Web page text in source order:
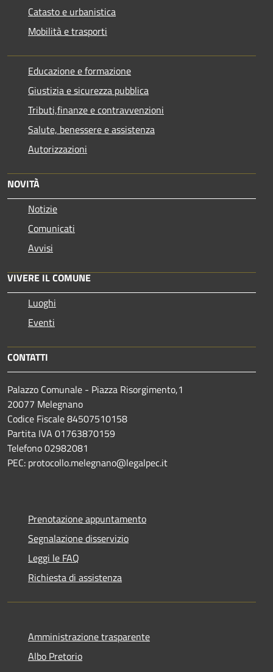
Catasto e urbanistica
Mobilità e trasporti
Educazione e formazione
Giustizia e sicurezza pubblica
Tributi,finanze e contravvenzioni
Salute, benessere e assistenza
Autorizzazioni
NOVITÀ
Notizie
Comunicati
Avvisi
VIVERE IL COMUNE
Luoghi
Eventi
CONTATTI
Palazzo Comunale - Piazza Risorgimento,1
20077 Melegnano
Codice Fiscale 84507510158
Partita IVA 01763870159
Telefono 02982081
PEC: protocollo.melegnano@legalpec.it
Prenotazione appuntamento
Segnalazione disservizio
Leggi le FAQ
Richiesta di assistenza
Amministrazione trasparente
Albo Pretorio